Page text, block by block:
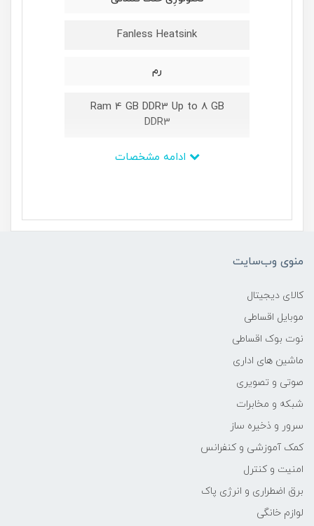
Fanless Heatsink
رم
Ram 4 GB DDR3 Up to 8 GB
DDR3
ذخیره سازی اطلاعات
نمایشگر
15inch TFT 1024*768 Resolution
15inch TFT 1024*768 Resolution
9.7inch or 15inch Touch 2nd
منوی وب‌سایت
کالای دیجیتال
موبایل اقساطی
نوت بوک اقساطی
ماشین های اداری
صوتی و تصویری
شبکه و مخابرات
سرور و ذخیره ساز
کمک آموزشی و کنفرانس
امنیت و کنترل
برق اضطراری و انرژی پاک
لوازم خانگی